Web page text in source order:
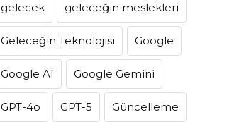
gelecek geleceğin meslekleri
Geleceğin Teknolojisi Google
Google AI Google Gemini
GPT-4o GPT-5 Güncelleme